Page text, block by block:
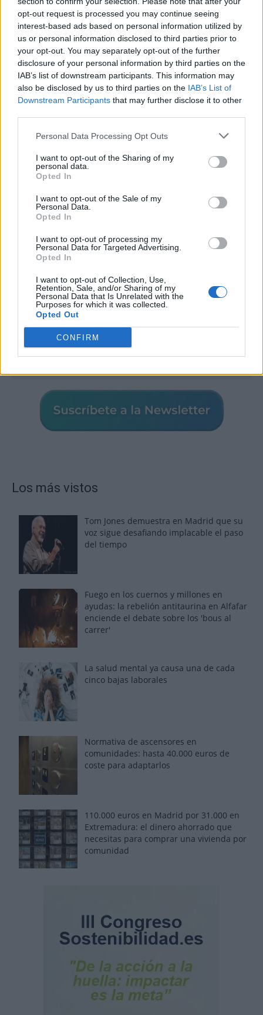
opt-out request is processed you may continue seeing
interest-based ads based on personal information utilized by
us or personal information disclosed to third parties prior to
your opt-out. You may separately opt-out of the further
disclosure of your personal information by third parties on the
IAB’s list of downstream participants. This information may
also be disclosed by us to third parties on the IAB’s List of
Downstream Participants that may further disclose it to other
Personal Data Processing Opt Outs
I want to opt-out of the Sharing of my
personal data.
Opted In
I want to opt-out of the Sale of my
Personal Data.
Opted In
I want to opt-out of processing my
Personal Data for Targeted Advertising.
Opted In
I want to opt-out of Collection, Use,
Retention, Sale, and/or Sharing of my
Personal Data that Is Unrelated with the
Purposes for which it was collected.
Opted Out
CONFIRM
Publicidad
Los más vistos
Tom Jones demuestra en Madrid que su
voz sigue desafiando implacable el paso
del tiempo
Fuego en los cuernos y millones en
ayudas: la rebelión antitaurina en Alfafar
enciende el debate sobre los 'bous al
carrer'
La salud mental ya causa una de cada
cinco bajas laborales
Normativa de ascensores en
comunidades: hasta 40.000 euros de
coste para adaptarlos
110.000 euros en Madrid por 31.000 en
Extremadura: el dinero ahorrado que
necesitas para comprar una vivienda por
comunidad